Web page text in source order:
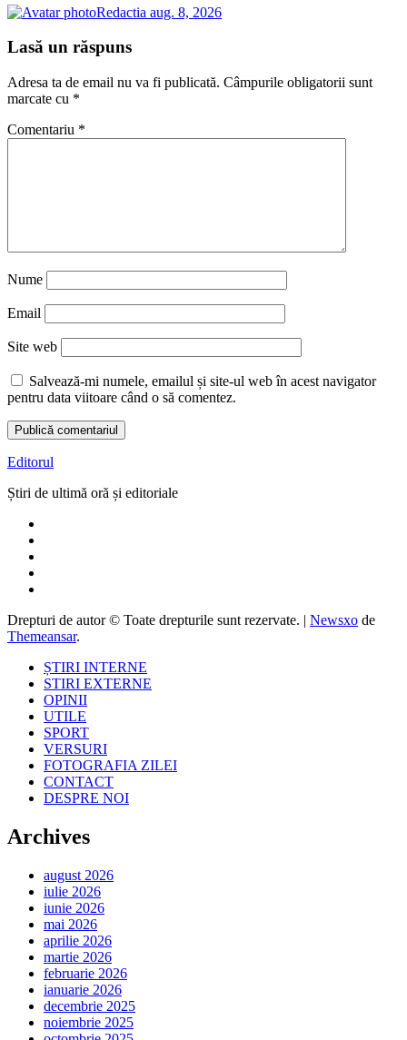
Redactia aug. 8, 2026
Lasă un răspuns
Adresa ta de email nu va fi publicată. Câmpurile obligatorii sunt
marcate cu *
Comentariu *
Nume
Email
Site web
Salvează-mi numele, emailul și site-ul web în acest navigator
pentru data viitoare când o să comentez.
Editorul
Știri de ultimă oră și editoriale
Drepturi de autor © Toate drepturile sunt rezervate. | Newsxo de
Themeansar.
ȘTIRI INTERNE
STIRI EXTERNE
OPINII
UTILE
SPORT
VERSURI
FOTOGRAFIA ZILEI
CONTACT
DESPRE NOI
Archives
august 2026
iulie 2026
iunie 2026
mai 2026
aprilie 2026
martie 2026
februarie 2026
ianuarie 2026
decembrie 2025
noiembrie 2025